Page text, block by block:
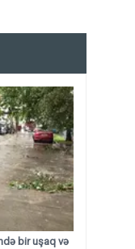
bir uşaq və